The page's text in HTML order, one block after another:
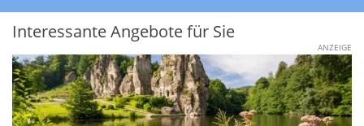
Interessante Angebote für Sie
ANZEIGE